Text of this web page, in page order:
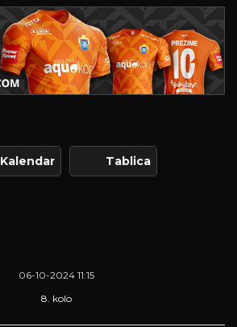
Kalendar Tablica
06-10-2024 11:15
8. kolo